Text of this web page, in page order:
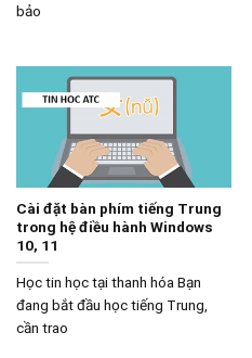
bảo
Cài đặt bàn phím tiếng Trung
trong hệ điều hành Windows
10, 11
Học tin học tại thanh hóa Bạn
đang bắt đầu học tiếng Trung,
cần trao